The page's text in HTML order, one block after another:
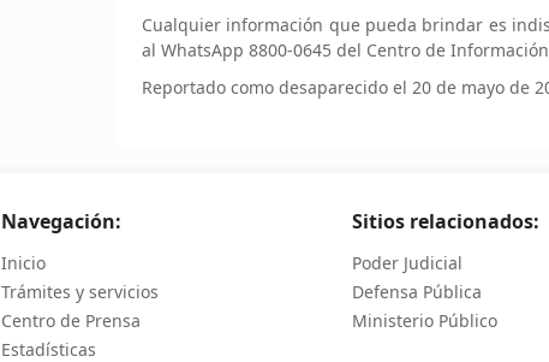
Cualquier información que pueda brindar es
al WhatsApp 8800-0645 del Centro de
Reportado como desaparecido el 20 de mayo de
Navegación:
Inicio
Trámites y servicios
Centro de Prensa
Estadísticas
Sitios relacionados:
Poder Judicial
Defensa Pública
Ministerio Público